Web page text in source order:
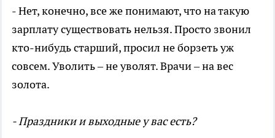
- Нет, конечно, все же понимают, что на такую
зарплату существовать нельзя. Просто звонил
кто-нибудь старший, просил не борзеть уж
совсем. Уволить – не уволят. Врачи – на вес
золота.
- Праздники и выходные у вас есть?